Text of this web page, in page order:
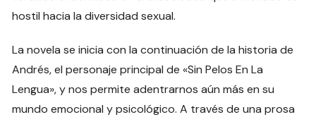
hostil hacia la diversidad sexual.
La novela se inicia con la continuación de la historia de
Andrés, el personaje principal de «Sin Pelos En La
Lengua», y nos permite adentrarnos aún más en su
mundo emocional y psicológico. A través de una prosa